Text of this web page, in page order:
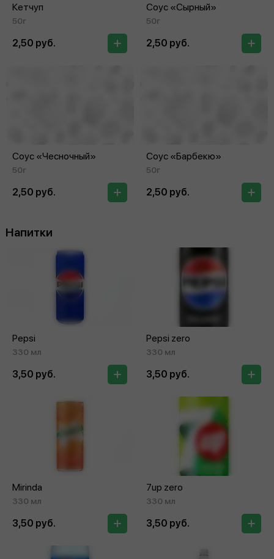
Кетчуп
50г
2,50 руб.
Соус «Сырный»
50г
2,50 руб.
Соус «Чесночный»
50г
2,50 руб.
Соус «Барбекю»
50г
2,50 руб.
Напитки
Pepsi
330 мл
3,50 руб.
Pepsi zero
330 мл
3,50 руб.
Mirinda
330 мл
3,50 руб.
7up zero
330 мл
3,50 руб.